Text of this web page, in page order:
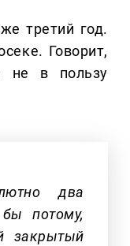
третий год.
Говорит,
не в пользу
два
потому,
закрытый